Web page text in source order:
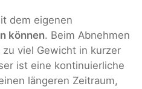
dem eigenen
können. Beim Abnehmen
viel Gewicht in kurzer
ist eine kontinuierliche
längeren Zeitraum,